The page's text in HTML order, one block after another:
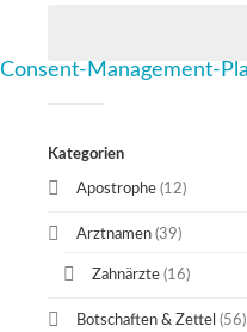
Kategorien
Apostrophe (12)
Arztnamen (39)
Zahnärzte(16)
Botschaften & Zettel (56)
Consent-Management-